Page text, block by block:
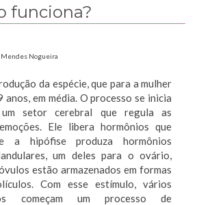
funciona?
Mendes Nogueira
da espécie, que para a mulher
em média. O processo se inicia
setor cerebral que regula as
Ele libera hormônios que
a hipófise produza hormônios
um deles para o ovário,
estão armazenados em formas
Com esse estímulo, vários
começam um processo de